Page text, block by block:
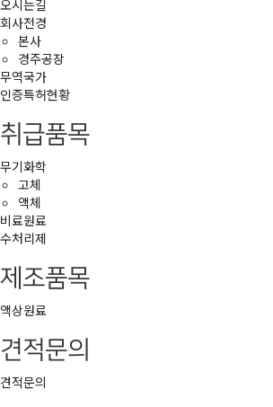
오시는길
회사전경
본사
경주공장
무역국가
인증특허현황
취급품목
무기화학
고체
액체
비료원료
수처리제
제조품목
액상원료
견적문의
견적문의